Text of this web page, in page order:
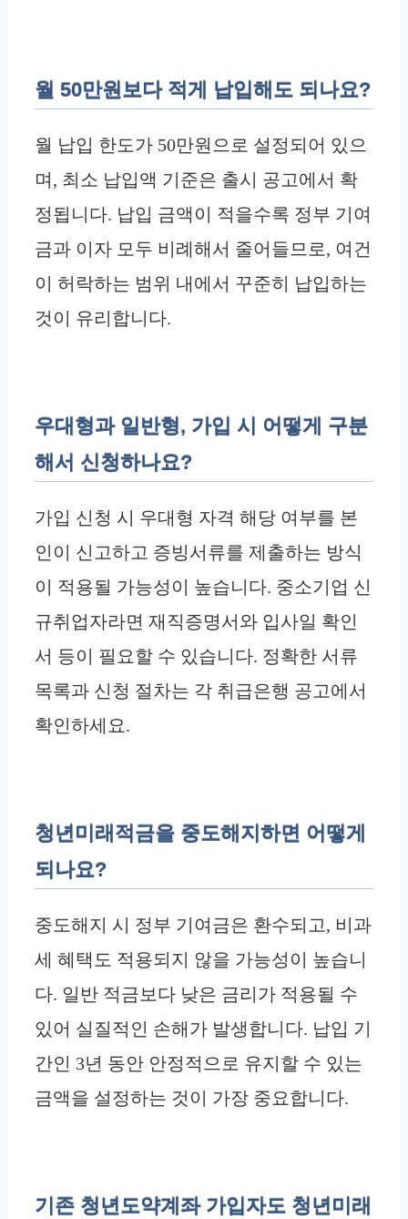
월 50만원보다 적게 납입해도 되나요?
월 납입 한도가 50만원으로 설정되어 있으
며, 최소 납입액 기준은 출시 공고에서 확
정됩니다. 납입 금액이 적을수록 정부 기여
금과 이자 모두 비례해서 줄어들므로, 여건
이 허락하는 범위 내에서 꾸준히 납입하는
것이 유리합니다.
우대형과 일반형, 가입 시 어떻게 구분
해서 신청하나요?
가입 신청 시 우대형 자격 해당 여부를 본
인이 신고하고 증빙서류를 제출하는 방식
이 적용될 가능성이 높습니다. 중소기업 신
규취업자라면 재직증명서와 입사일 확인
서 등이 필요할 수 있습니다. 정확한 서류
목록과 신청 절차는 각 취급은행 공고에서
확인하세요.
청년미래적금을 중도해지하면 어떻게
되나요?
중도해지 시 정부 기여금은 환수되고, 비과
세 혜택도 적용되지 않을 가능성이 높습니
다. 일반 적금보다 낮은 금리가 적용될 수
있어 실질적인 손해가 발생합니다. 납입 기
간인 3년 동안 안정적으로 유지할 수 있는
금액을 설정하는 것이 가장 중요합니다.
기존 청년도약계좌 가입자도 청년미래